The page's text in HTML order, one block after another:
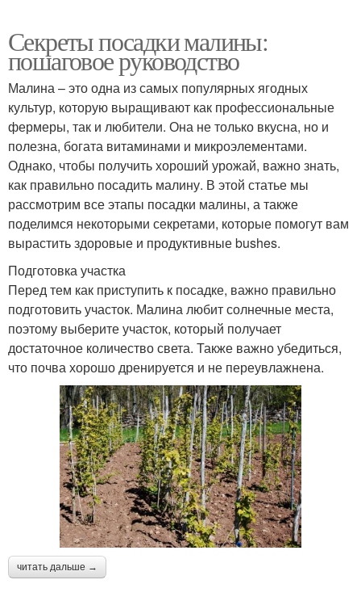
Секреты посадки малины:
пошаговое руководство
Малина – это одна из самых популярных ягодных
культур, которую выращивают как профессиональные
фермеры, так и любители. Она не только вкусна, но и
полезна, богата витаминами и микроэлементами.
Однако, чтобы получить хороший урожай, важно знать,
как правильно посадить малину. В этой статье мы
рассмотрим все этапы посадки малины, а также
поделимся некоторыми секретами, которые помогут вам
вырастить здоровые и продуктивные bushes.
Подготовка участка
Перед тем как приступить к посадке, важно правильно
подготовить участок. Малина любит солнечные места,
поэтому выберите участок, который получает
достаточное количество света. Также важно убедиться,
что почва хорошо дренируется и не переувлажнена.
читать дальше →